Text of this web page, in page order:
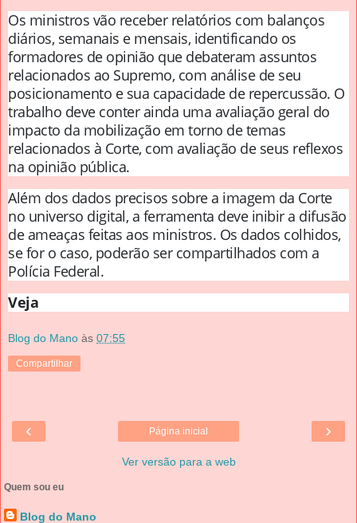
Os ministros vão receber relatórios com balanços
diários, semanais e mensais, identificando os
formadores de opinião que debateram assuntos
relacionados ao Supremo, com análise de seu
posicionamento e sua capacidade de repercussão. O
trabalho deve conter ainda uma avaliação geral do
impacto da mobilização em torno de temas
relacionados à Corte, com avaliação de seus reflexos
na opinião pública.
Além dos dados precisos sobre a imagem da Corte
no universo digital, a ferramenta deve inibir a difusão
de ameaças feitas aos ministros. Os dados colhidos,
se for o caso, poderão ser compartilhados com a
Polícia Federal.
Veja
Blog do Mano às 07:55
Compartilhar
‹ ›
Página inicial
Ver versão para a web
Quem sou eu
Blog do Mano